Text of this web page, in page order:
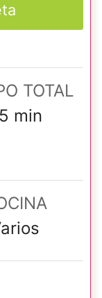
TOTAL
m
t
o
s
min